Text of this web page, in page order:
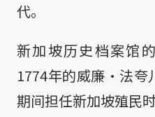
代。
新加坡历史档案馆
1774年的威廉·法夸
期间担任新加坡殖民